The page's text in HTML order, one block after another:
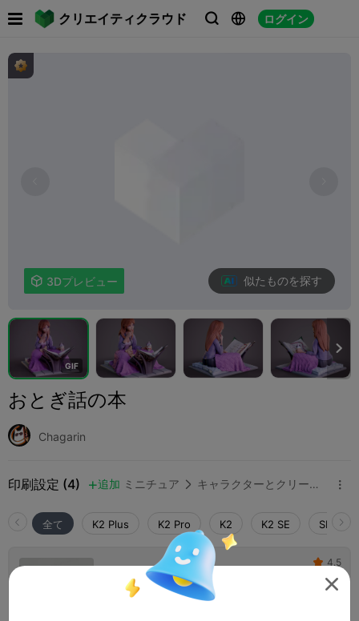
クリエイティクラウド   ログイン
 3Dプレビュー 似たものを探す
GIF

おとぎ話の本
Chagarin
印刷設定 (4) 追加 ミニチュア  キャラクターとクリーチャー 
全て K2 Plus K2 Pro K2 K2 SE
0.2mmレイヤー、3ウォール、インフィル
15%
 02h 14m  1 プレート
 4.5
